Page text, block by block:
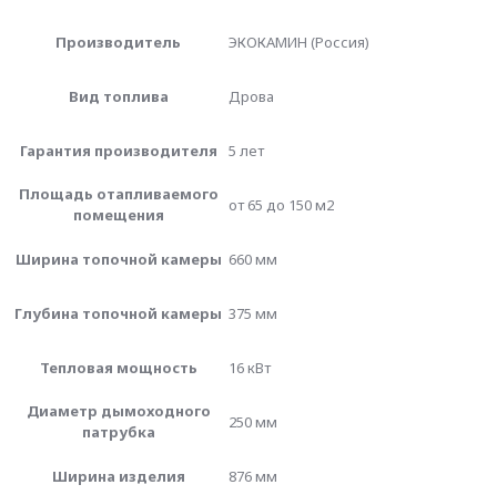
Производитель ЭКОКАМИН (Россия)
Вид топлива Дрова
Гарантия производителя 5 лет
Площадь отапливаемого
помещения
от 65 до 150 м2
Ширина топочной камеры 660 мм
Глубина топочной камеры 375 мм
Тепловая мощность 16 кВт
Диаметр дымоходного
патрубка
250 мм
Ширина изделия 876 мм